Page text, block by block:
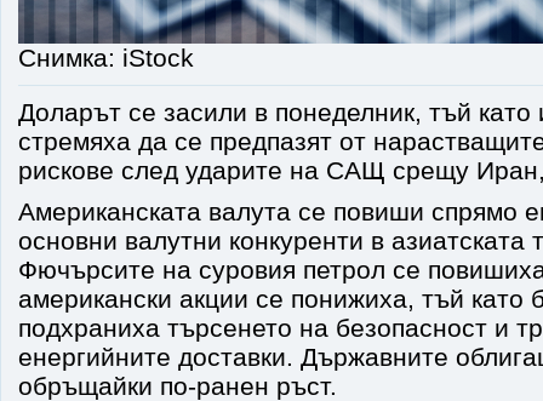
Снимка: iStock
Доларът се засили в понеделник, тъй като
стремяха да се предпазят от
рискове след ударите на САЩ срещу
Американската валута се повиши спрямо
основни валутни конкуренти в азиатската
Фючърсите на суровия петрол се
американски акции се понижиха, тъй като
подхраниха търсенето на безопасност и
енергийните доставки. Държавните
обръщайки по-ранен ръст.